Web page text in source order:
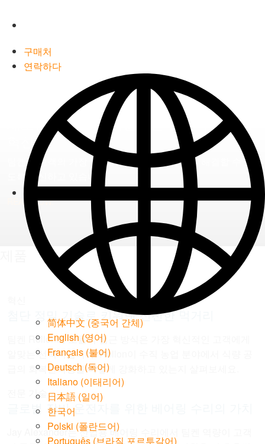
구매처
연락하다
简体中文 (중국어 간체)
English (영어)
Français (불어)
Deutsch (독어)
Italiano (이태리어)
日本語 (일어)
한국어
Polski (폴란드어)
Português (브라질 포르투갈어)
새로운 트렌드를 지원하는 장착식 베어링
혁신
팀켄은 고객의 가장 까다로운 적용개소 문제를 해결할 수 있
도록 혁신하고 있습니다.
READ HOW.
첨단 정밀 기술로 키워낸 신선한 먹거리
팀켄 Rollon의 모듈식 접근 방식은 가장 혁신적인 고객에게
알맞는 선택지입니다. Rollon이 수직 농업 분야에서 식량 공
급의 회복탄력성을 어떻게 강화하고 있는지 살펴보세요.
전문 기술
글로벌 장비 운전자를 위한 베어링 수리의 가치
Jay Alexander는 산업용 베어링 수리에서 팀켄 역량이 고객